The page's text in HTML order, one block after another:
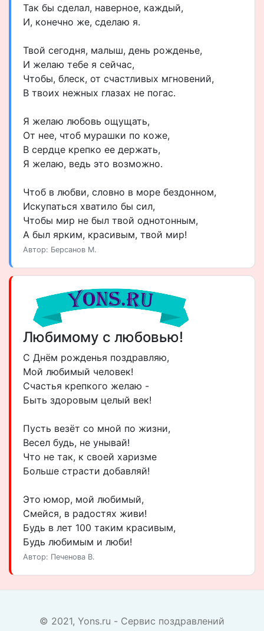
Так бы сделал, наверное, каждый,
И, конечно же, сделаю я.
Твой сегодня, малыш, день рожденье,
И желаю тебе я сейчас,
Чтобы, блеск, от счастливых мгновений,
В твоих нежных глазах не погас.
Я желаю любовь ощущать,
От нее, чтоб мурашки по коже,
В сердце крепко ее держать,
Я желаю, ведь это возможно.
Чтоб в любви, словно в море бездонном,
Искупаться хватило бы сил,
Чтобы мир не был твой однотонным,
А был ярким, красивым, твой мир!
Автор: Берсанов М.
Любимому с любовью!
С Днём рожденья поздравляю,
Мой любимый человек!
Счастья крепкого желаю -
Быть здоровым целый век!
Пусть везёт со мной по жизни,
Весел будь, не унывай!
Что не так, к своей харизме
Больше страсти добавляй!
Это юмор, мой любимый,
Смейся, в радостях живи!
Будь в лет 100 таким красивым,
Будь любимым и люби!
Автор: Печенова В.
© 2021, Yons.ru - Сервис поздравлений